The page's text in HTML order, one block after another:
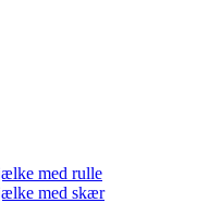
med rulle
med skær